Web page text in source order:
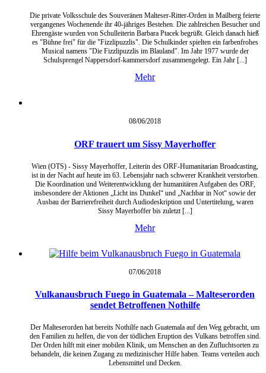
Die private Volksschule des Souveränen Malteser-Ritter-Orden in Mailberg feierte
vergangenes Wochenende ihr 40-jähriges Bestehen. Die zahlreichen Besucher und
Ehrengäste wurden von Schulleiterin Barbara Ptacek begrüßt. Gleich danach hieß
es "Bühne frei" für die "Fizzlipuzzlis". Die Schulkinder spielten ein farbenfrohes
Musical namens "Die Fizzlipuzzlis im Blauland". Im Jahr 1977 wurde der
Schulsprengel Nappersdorf-kammersdorf zusammengelegt. Ein Jahr [...]
Mehr
08/06/2018
ORF trauert um Sissy Mayerhoffer
Wien (OTS) - Sissy Mayerhoffer, Leiterin des ORF-Humanitarian Broadcasting,
ist in der Nacht auf heute im 63. Lebensjahr nach schwerer Krankheit verstorben.
Die Koordination und Weiterentwicklung der humanitären Aufgaben des ORF,
insbesondere der Aktionen „Licht ins Dunkel“ und „Nachbar in Not“ sowie der
Ausbau der Barrierefreiheit durch Audiodeskription und Untertitelung, waren
Sissy Mayerhoffer bis zuletzt [...]
Mehr
07/06/2018
Vulkanausbruch Fuego in Guatemala – Malteserorden
sendet Betroffenen Nothilfe
Der Malteserorden hat bereits Nothilfe nach Guatemala auf den Weg gebracht, um
den Familien zu helfen, die von der tödlichen Eruption des Vulkans betroffen sind.
Der Orden hilft mit einer mobilen Klinik, um Menschen an den Zufluchtsorten zu
behandeln, die keinen Zugang zu medizinischer Hilfe haben. Teams verteilen auch
Lebensmittel und Decken.